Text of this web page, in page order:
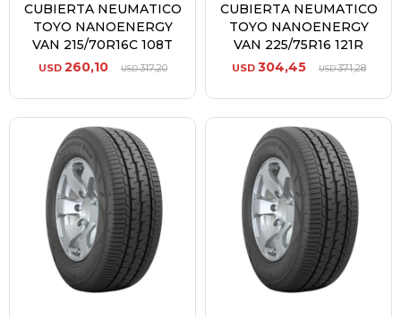
CUBIERTA NEUMATICO
TOYO NANOENERGY
VAN 215/70R16C 108T
USD 260,10 USD317,20
CUBIERTA NEUMATICO
TOYO NANOENERGY
VAN 225/75R16 121R
USD 304,45 USD371,28